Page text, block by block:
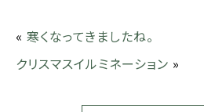
« 寒くなってきましたね。
クリスマスイルミネーション »